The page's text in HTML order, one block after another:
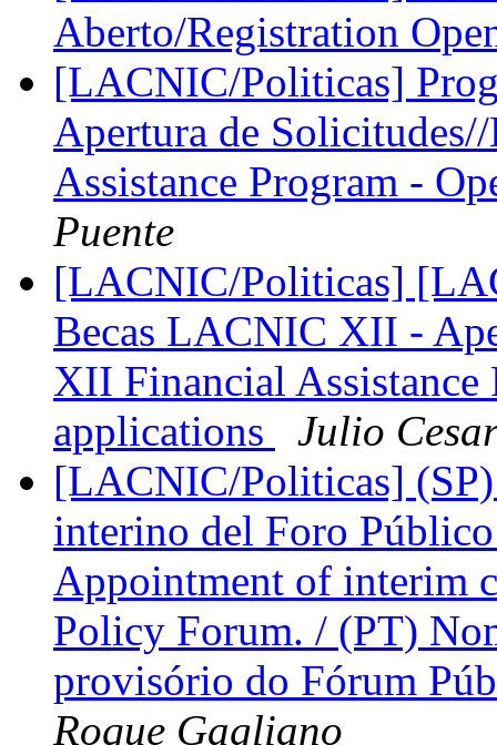
Aberto/Registration
[LACNIC/Politicas]
Apertura de
Assistance Program -
Puente
[LACNIC/Politicas]
Becas LACNIC XII -
XII Financial
applications
Julio
[LACNIC/Politicas]
interino del Foro
Appointment of interim
Policy Forum. / (PT)
provisório do Fórum
Roque Gagliano